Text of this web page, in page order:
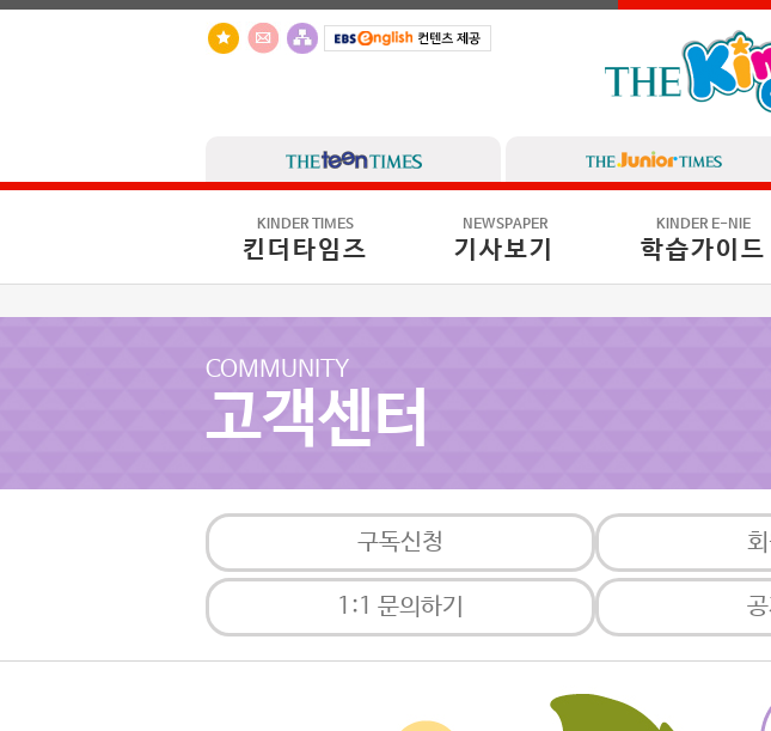
KINDER TIMES
킨더타임즈
NEWSPAPER
기사보기
KINDER E-NIE
학습가이드
COMMUNITY
고객센터
구독신청
1:1 문의하기